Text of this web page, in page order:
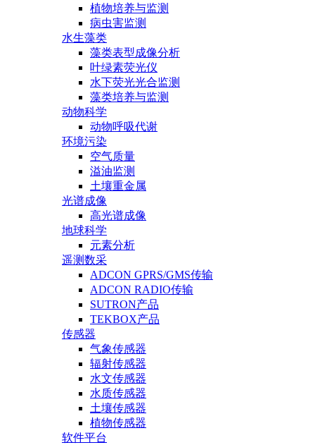
植物培养与监测
病虫害监测
水生藻类
藻类表型成像分析
叶绿素荧光仪
水下荧光光合监测
藻类培养与监测
动物科学
动物呼吸代谢
环境污染
空气质量
溢油监测
土壤重金属
光谱成像
高光谱成像
地球科学
元素分析
遥测数采
ADCON GPRS/GMS传输
ADCON RADIO传输
SUTRON产品
TEKBOX产品
传感器
气象传感器
辐射传感器
水文传感器
水质传感器
土壤传感器
植物传感器
软件平台